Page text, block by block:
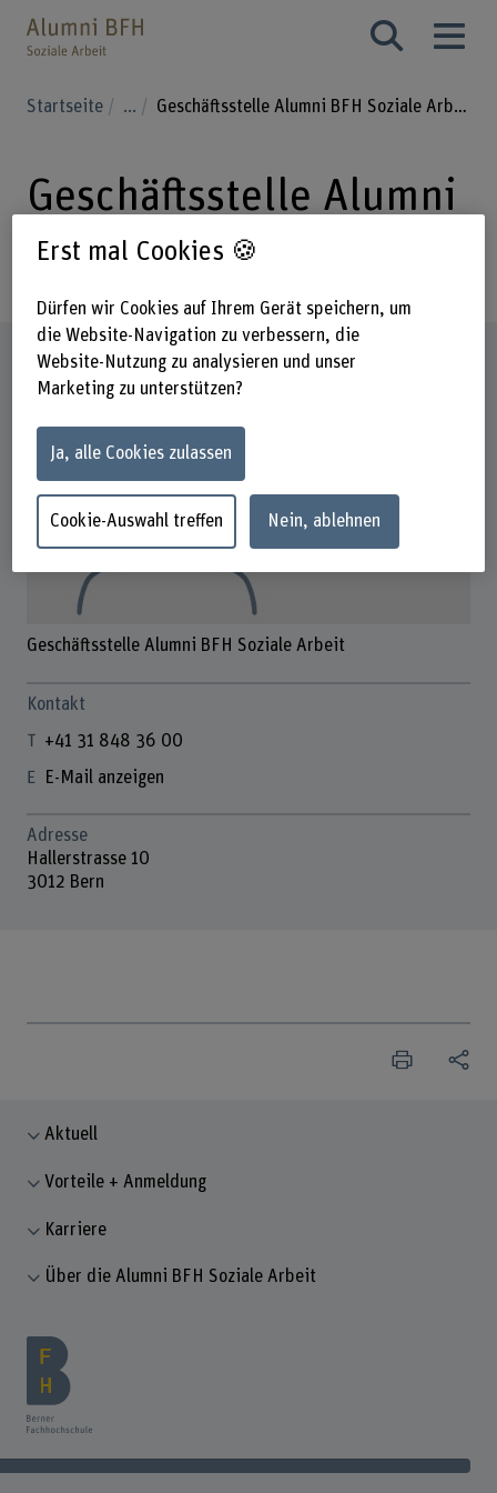
Startseite ... Geschäftsstelle Alumni BFH Soziale Arbeit
Geschäftsstelle Alumni
BFH Soziale Arbeit
Steckbrief
Geschäftsstelle Alumni BFH Soziale Arbeit
Kontakt
+41 31 848 36 00
E-Mail anzeigen
Adresse
Hallerstrasse 10
3012 Bern
Aktuell
Vorteile + Anmeldung
Karriere
Über die Alumni BFH Soziale Arbeit
Erst mal Cookies 🍪
Dürfen wir Cookies auf Ihrem Gerät speichern, um
die Website-Navigation zu verbessern, die
Website-Nutzung zu analysieren und unser
Marketing zu unterstützen?
Ja, alle Cookies zulassen
Cookie-Auswahl treffen Nein, ablehnen